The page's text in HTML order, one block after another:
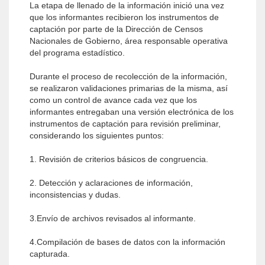
La etapa de llenado de la información inició una vez
que los informantes recibieron los instrumentos de
captación por parte de la Dirección de Censos
Nacionales de Gobierno, área responsable operativa
del programa estadístico.
Durante el proceso de recolección de la información,
se realizaron validaciones primarias de la misma, así
como un control de avance cada vez que los
informantes entregaban una versión electrónica de los
instrumentos de captación para revisión preliminar,
considerando los siguientes puntos:
1. Revisión de criterios básicos de congruencia.
2. Detección y aclaraciones de información,
inconsistencias y dudas.
3.Envío de archivos revisados al informante.
4.Compilación de bases de datos con la información
capturada.